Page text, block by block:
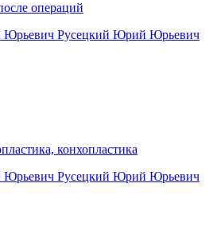
операций
Русецкий Юрий Юрьевич
конхопластика
Русецкий Юрий Юрьевич